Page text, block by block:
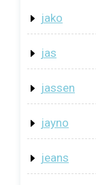
jako
jas
jassen
jayno
jeans